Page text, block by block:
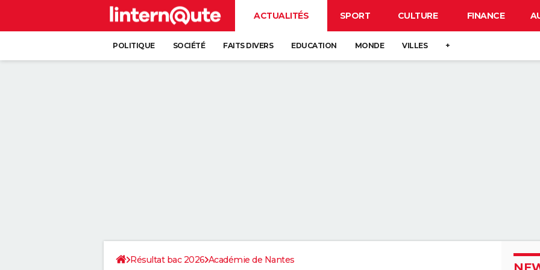
ACTUALITÉS SPORT CULTURE FINANCE
POLITIQUE SOCIÉTÉ FAITS DIVERS EDUCATION MONDE VILLES +
Résultat bac 2026 Académie de Nantes